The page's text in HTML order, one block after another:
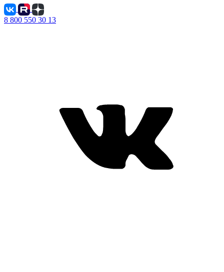
8 800 550 30 13